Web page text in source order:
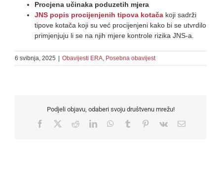
Procjena učinaka poduzetih mjera
JNS popis procijenjenih tipova kotača koji sadrži
tipove kotača koji su već procijenjeni kako bi se utvrdilo
primjenjuju li se na njih mjere kontrole rizika JNS-a.
6 svibnja, 2025 Obavijesti ERA, Posebna obavijest
Podjeli objavu, odaberi svoju društvenu mrežu!
Facebook RedditLinkedInWhatsApp
Tumblr Pinterest
Vk Email